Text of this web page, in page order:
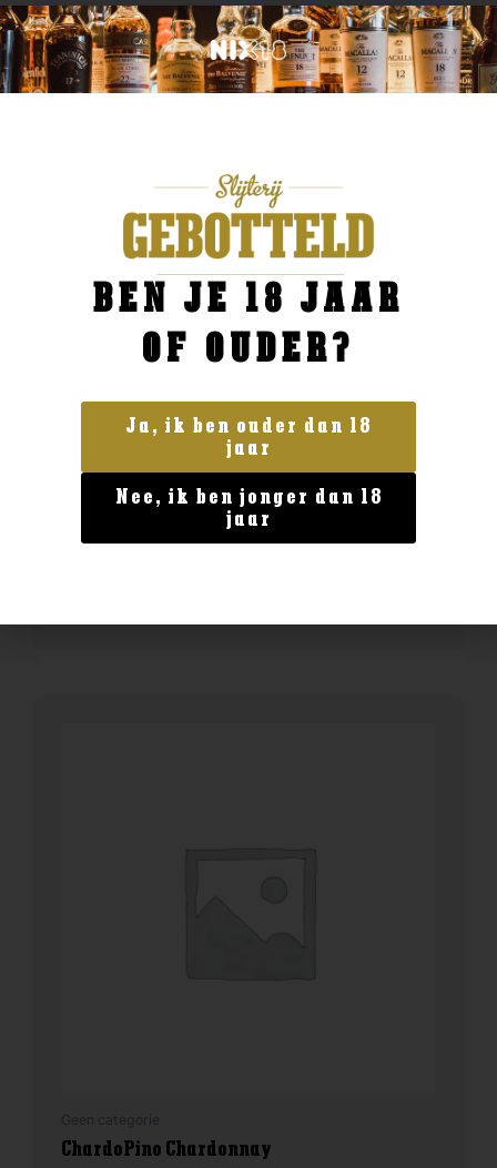
Geen categorie
BENEDICTINE D.O.M. 0.7
24,99
ChardoPino Chardonnay
BEN JE 18 JAAR
OF OUDER?
Ja, ik ben ouder dan 18
jaar
Nee, ik ben jonger dan 18
jaar